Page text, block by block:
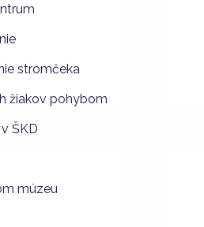
stromčeka
žiakov pohybom
ŠKD
múzeu